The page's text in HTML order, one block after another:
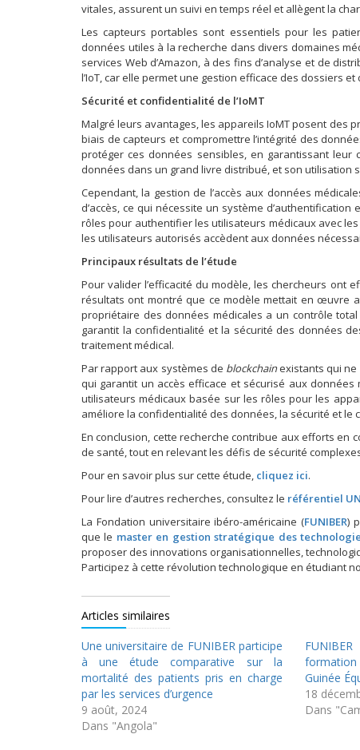
vitales, assurent un suivi en temps réel et allègent la
Les capteurs portables sont essentiels pour les
données utiles à la recherche dans divers domaines
services Web d’Amazon, à des fins d’analyse et de
l’IoT, car elle permet une gestion efficace des dossiers
Sécurité et confidentialité de l’IoMT
Malgré leurs avantages, les appareils IoMT posent des
biais de capteurs et compromettre l’intégrité des
protéger ces données sensibles, en garantissant leur
données dans un grand livre distribué, et son utilisation
Cependant, la gestion de l’accès aux données
d’accès, ce qui nécessite un système
rôles pour authentifier les utilisateurs médicaux avec
les utilisateurs autorisés accèdent aux données
Principaux résultats de l’étude
Pour valider l’efficacité du modèle, les chercheurs ont
résultats ont montré que ce modèle mettait en œuvre
propriétaire des données médicales a un contrôle
garantit la confidentialité et la sécurité des données
traitement médical.
Par rapport aux systèmes de blockchainexistants qui ne
qui garantit un accès efficace et sécurisé aux
utilisateurs médicaux basée sur les rôles pour les
améliore la confidentialité des données, la sécurité et le
En conclusion, cette recherche contribue aux efforts en
de santé, tout en relevant les défis de sécurité
Pour en savoir plus sur cette étude, cliquez ici.
Pour lire d’autres recherches, consultez le référentiel
La Fondation universitaire ibéro-américaine (FUNIBER)
que le master en gestion stratégique des
proposer des innovations organisationnelles,
Participez à cette révolution technologique en étudiant
Articles similaires
Une universitaire de FUNIBER participe
à une étude comparative sur la
mortalité des patients pris en charge
par les services d’urgence
9 août, 2024
Dans "Angola"
formation
Guinée
18
Dans